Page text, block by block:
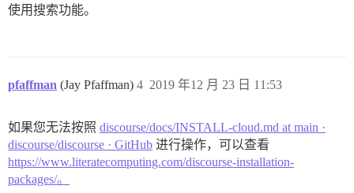
使用搜索功能。
pfaffman (Jay Pfaffman) 2019 年12 月 23 日 11:53
4
如果您无法按照 discourse/docs/INSTALL-cloud.md at main ·
discourse/discourse · GitHub 进行操作，可以查看
https://www.literatecomputing.com/discourse-installation-
packages/。